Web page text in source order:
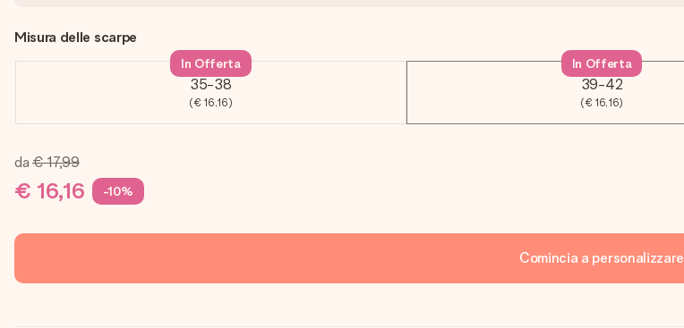
Misura delle scarpe
35-38
(€ 16,16)
In Offerta
39-42
(€ 16,16)
In Offerta
da € 17,99
€ 16,16 -10%
Comincia a personalizzare